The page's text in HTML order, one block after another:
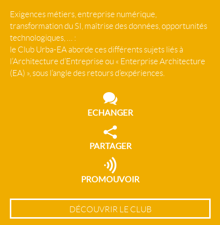
Exigences métiers, entreprise numérique,
transformation du SI, maîtrise des données, opportunités
technologiques, … :
le Club Urba-EA aborde ces différents sujets liés à
l’Architecture d’Entreprise ou « Enterprise Architecture
(EA) », sous l’angle des retours d’expériences.
ECHANGER
PARTAGER
PROMOUVOIR
DÉCOUVRIR LE CLUB